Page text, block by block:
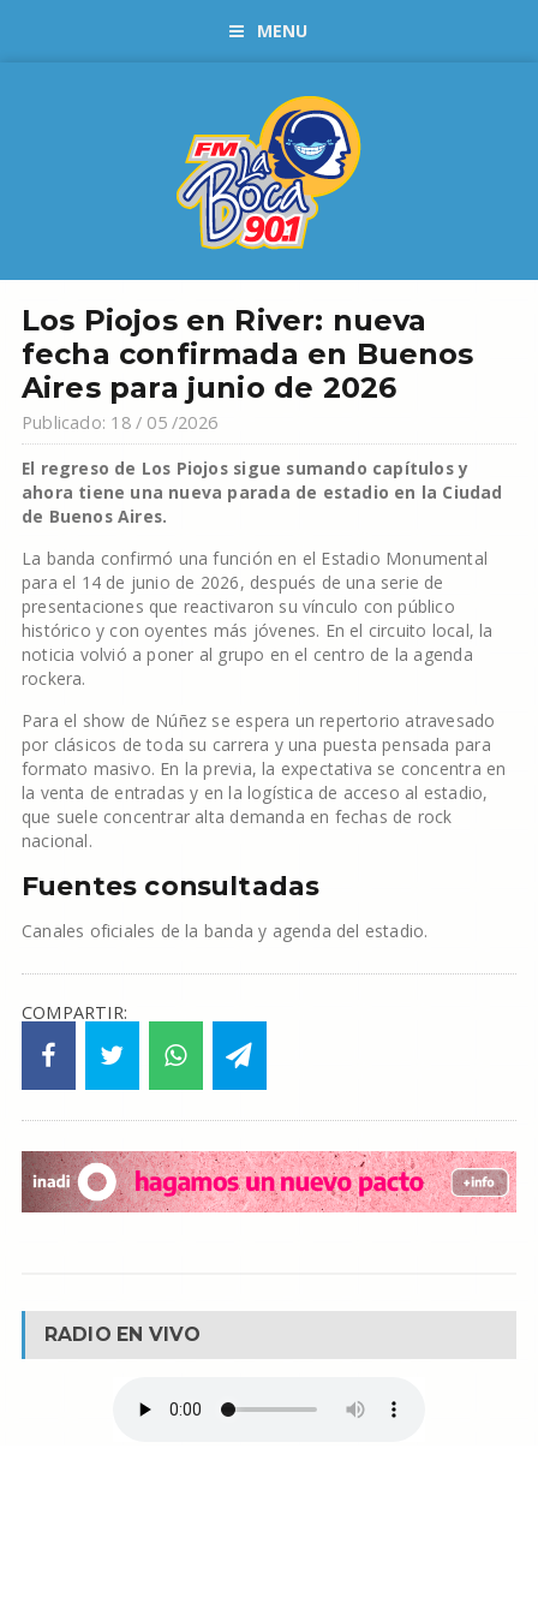
MENU
Los Piojos en River: nueva
fecha confirmada en Buenos
Aires para junio de 2026
Publicado: 18 / 05 /2026
El regreso de Los Piojos sigue sumando capítulos y
ahora tiene una nueva parada de estadio en la Ciudad
de Buenos Aires.
La banda confirmó una función en el Estadio Monumental
para el 14 de junio de 2026, después de una serie de
presentaciones que reactivaron su vínculo con público
histórico y con oyentes más jóvenes. En el circuito local, la
noticia volvió a poner al grupo en el centro de la agenda
rockera.
Para el show de Núñez se espera un repertorio atravesado
por clásicos de toda su carrera y una puesta pensada para
formato masivo. En la previa, la expectativa se concentra en
la venta de entradas y en la logística de acceso al estadio,
que suele concentrar alta demanda en fechas de rock
nacional.
Fuentes consultadas
Canales oficiales de la banda y agenda del estadio.
COMPARTIR:
RADIO EN VIVO